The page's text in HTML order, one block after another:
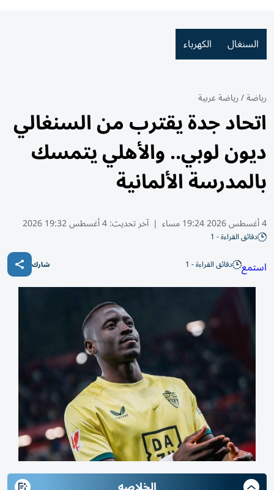
السنغال الكهرباء
رياضة/رياضة عربية
اتحاد جدة يقترب من السنغالي
ديون لوبي.. والأهلي يتمسك
بالمدرسة الألمانية
4 أغسطس 2026 19:24 مساء | آخر تحديث:4 أغسطس 19:32 2026
دقائق القراءة - 1
استمع دقائق القراءة - 1 شارك